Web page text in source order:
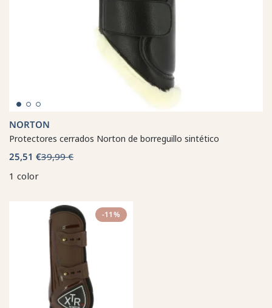
NORTON
Protectores cerrados Norton de borreguillo sintético
25,51 €39,99 €
1 color
-11%